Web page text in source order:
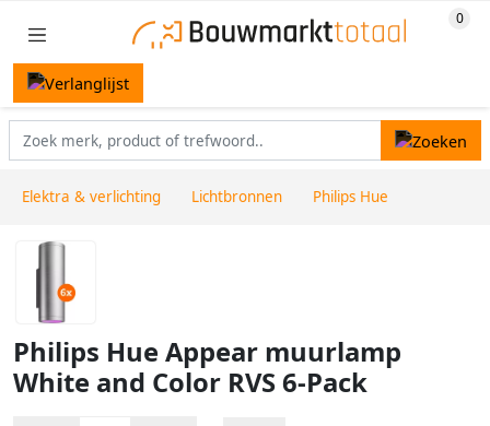
Elektra & verlichting Lichtbronnen Philips Hue
Philips Hue Appear muurlamp
White and Color RVS 6-Pack